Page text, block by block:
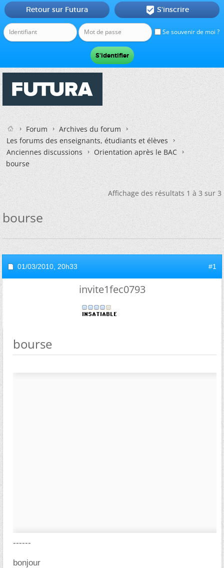
Se souvenir de moi ?
Retour sur Futura  S'inscrire
Forum
Archives du forum
Les forums des enseignants, étudiants et élèves
Anciennes discussions
Orientation après le BAC
bourse
Affichage des résultats 1 à 3 sur 3
bourse
01/03/2010, 20h33 #1
invite1fec0793
bourse
------
bonjour